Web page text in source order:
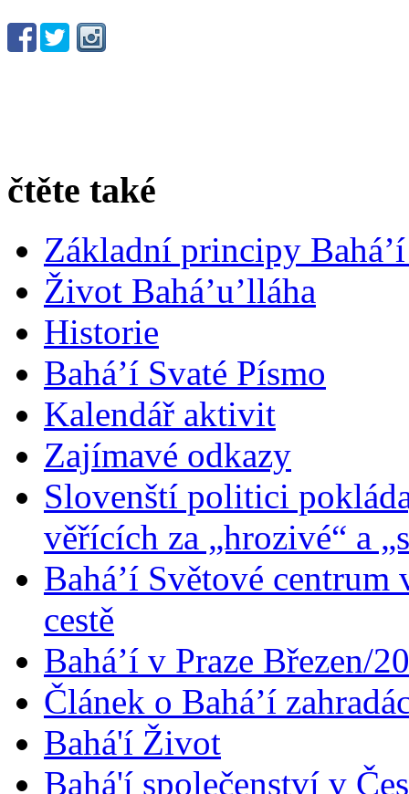
čtěte také
Základní principy
Život Bahá’u’lláha
Historie
Bahá’í Svaté Písmo
Kalendář aktivit
Zajímavé odkazy
Slovenští politici
věřících za „hrozivé“ a
Bahá’í Světové
cestě
Bahá’í v Praze Březen/
Článek o Bahá’í
Bahá'í Život
Bahá'í společenství v